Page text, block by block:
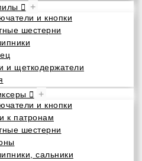
+
и кнопки
шестерни
и щеткодержатели
+
и кнопки
к патронам
шестерни
сальники